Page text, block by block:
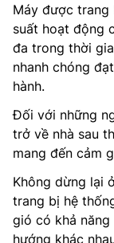
Máy được
suất hoạt động
đa trong thời
nhanh chóng
hành.
Đối với những
trở về nhà sau
mang đến cảm
Không dừng lại
trang bị hệ
gió có khả
hướng khác